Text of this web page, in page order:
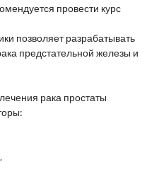
провести курс
позволяет разрабатывать
предстательной железы и
рака простаты